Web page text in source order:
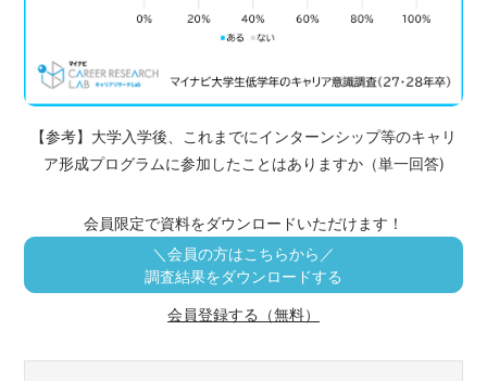
【参考】大学入学後、これまでにインターンシップ等のキャリ
ア形成プログラムに参加したことはありますか（単一回答)
会員限定で資料をダウンロードいただけます！
＼会員の方はこちらから／
調査結果をダウンロードする
会員登録する（無料）